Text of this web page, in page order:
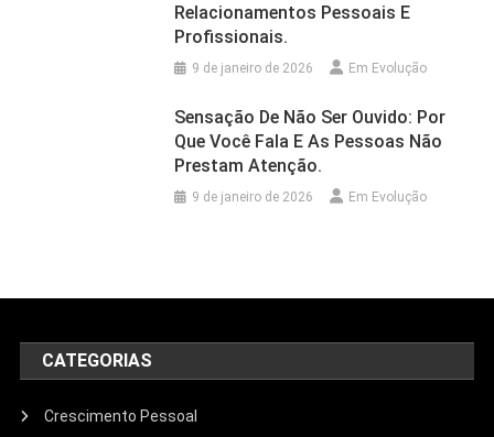
Relacionamentos Pessoais E
Profissionais.
9 de janeiro de 2026 Em Evolução
Sensação De Não Ser Ouvido: Por
Que Você Fala E As Pessoas Não
Prestam Atenção.
9 de janeiro de 2026 Em Evolução
CATEGORIAS
Crescimento Pessoal